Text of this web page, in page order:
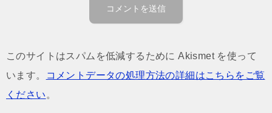
このサイトはスパムを低減するために Akismet を使って
います。
コメントデータの処理方法の詳細はこちらをご覧
ください 。